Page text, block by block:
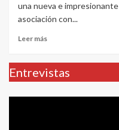
una nueva e impresionante
asociación con...
Leer más
Entrevistas